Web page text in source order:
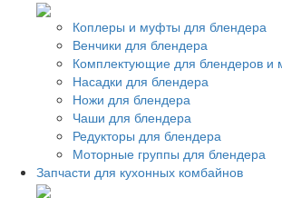
Коплеры и муфты для блендера
Венчики для блендера
Комплектующие для блендеров и
Насадки для блендера
Ножи для блендера
Чаши для блендера
Редукторы для блендера
Моторные группы для блендера
Запчасти для кухонных комбайнов